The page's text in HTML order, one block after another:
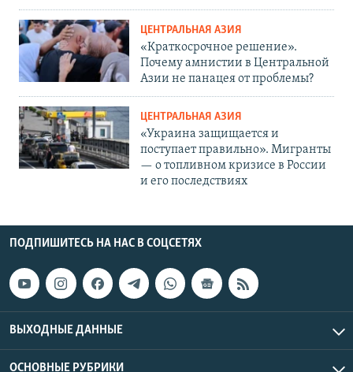
ЦЕНТРАЛЬНАЯ АЗИЯ
«Краткосрочное решение».
Почему амнистии в Центральной
Азии не панацея от проблемы?
ЦЕНТРАЛЬНАЯ АЗИЯ
«Украина защищается и
поступает правильно». Мигранты
— о топливном кризисе в России
и его последствиях
ПОДПИШИТЕСЬ НА НАС В СОЦСЕТЯХ
ВЫХОДНЫЕ ДАННЫЕ
ОСНОВНЫЕ РУБРИКИ